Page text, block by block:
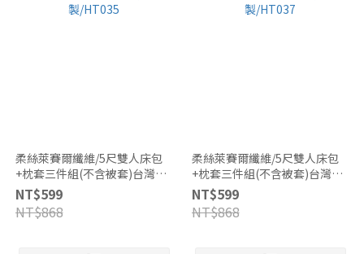
柔絲萊賽爾纖維/5尺雙人床包
+枕套三件組(不含被套)台灣
製/HT035
NT$599
NT$868
柔絲萊賽爾纖維/5尺雙人床包
+枕套三件組(不含被套)台灣
製/HT037
NT$599
NT$868